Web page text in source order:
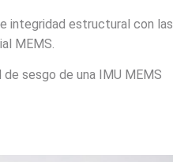
integridad estructural con las
MEMS.
sesgo de una IMU MEMS